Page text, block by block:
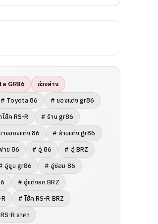
GR86 ช่วงล่าง
# Toyota 86 # ของแต่ง gr86
ช๊ค RS-R # ร้าน gr86
ายของแต่ง 86 # ร้านแต่ง gr86
าย 86 # อู่ 86 # อู่ BRZ
อู่จูน gr86 # อู่ซ่อม 86
# อู่แต่งรถ BRZ
# โช๊ค RS-R BRZ
R ราคา